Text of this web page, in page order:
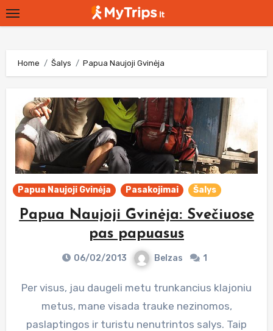
Skip
to
Home Šalys Papua Naujoji Gvinėja
Papua Naujoji Gvinėja Pasakojimai Šalys
Papua Naujoji Gvinėja: Svečiuose
pas papuasus
06/02/2013 Belzas 1
Per visus, jau daugeli metu trunkancius klajoniu
metus, mane visada trauke nezinomos,
paslaptingos ir turistu nenutrintos salys. Taip